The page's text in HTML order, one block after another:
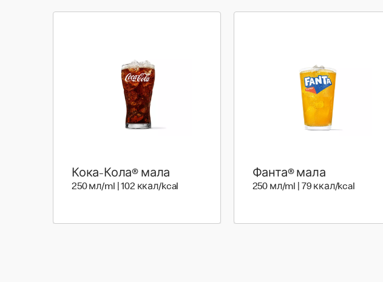
Кока-Кола® мала
250 мл/ml | 102 ккал/kcal
Фанта® мала
250 мл/ml | 79 ккал/kcal